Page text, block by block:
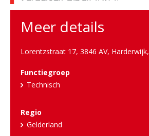
Meer details
Lorentzstraat 17, 3846 AV, Harderwijk,
Functiegroep
Technisch
Regio
Gelderland